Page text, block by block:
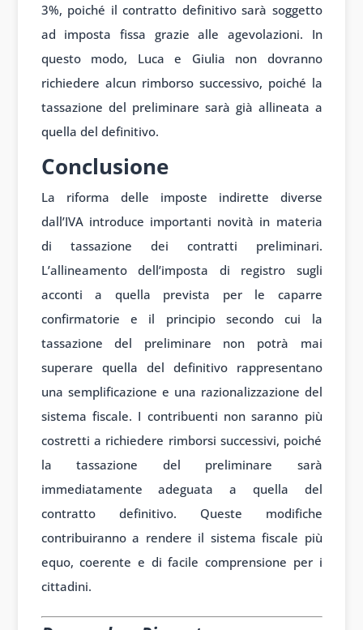
3%, poiché il contratto definitivo sarà soggetto
ad imposta fissa grazie alle agevolazioni. In
questo modo, Luca e Giulia non dovranno
richiedere alcun rimborso successivo, poiché la
tassazione del preliminare sarà già allineata a
quella del definitivo.
Conclusione
La riforma delle imposte indirette diverse
dall’IVA introduce importanti novità in materia
di tassazione dei contratti preliminari.
L’allineamento dell’imposta di registro sugli
acconti a quella prevista per le caparre
confirmatorie e il principio secondo cui la
tassazione del preliminare non potrà mai
superare quella del definitivo rappresentano
una semplificazione e una razionalizzazione del
sistema fiscale. I contribuenti non saranno più
costretti a richiedere rimborsi successivi, poiché
la tassazione del preliminare sarà
immediatamente adeguata a quella del
contratto definitivo. Queste modifiche
contribuiranno a rendere il sistema fiscale più
equo, coerente e di facile comprensione per i
cittadini.